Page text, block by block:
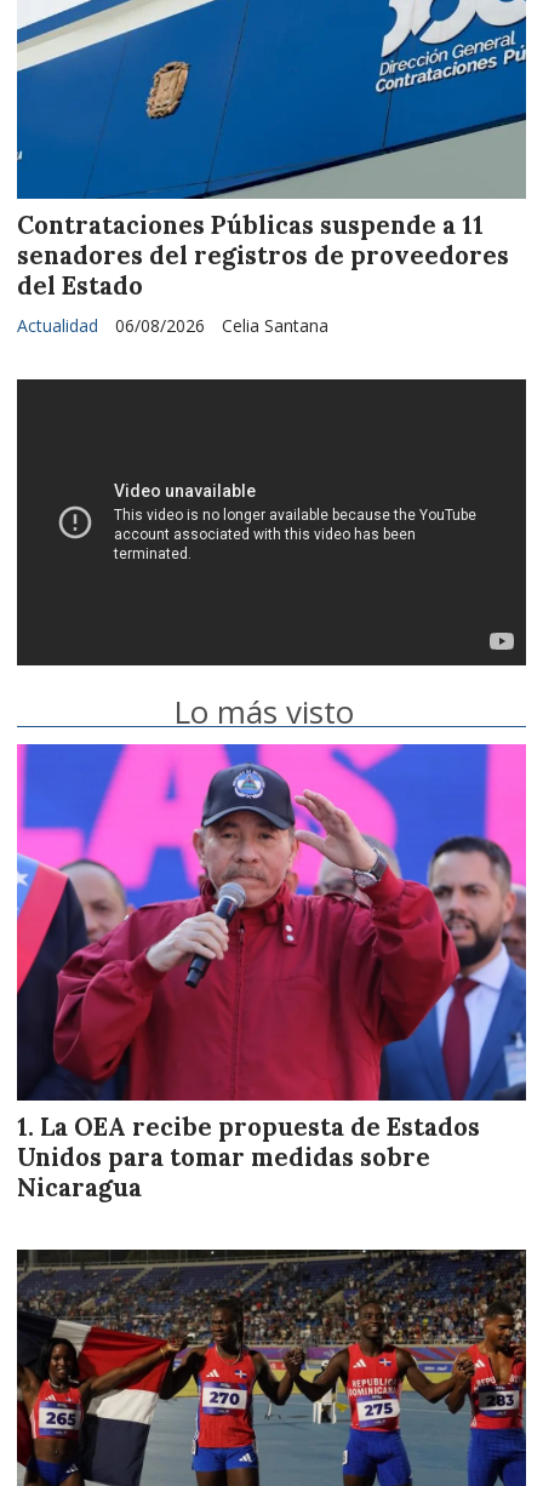
Contrataciones Públicas suspende a 11
senadores del registros de proveedores
del Estado
Celia Santana
Actualidad 06/08/2026
Lo más visto
La OEA recibe propuesta de Estados
Unidos para tomar medidas sobre
Nicaragua